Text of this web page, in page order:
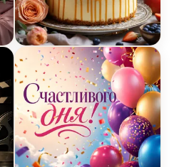
с цветами
Открытка Днем